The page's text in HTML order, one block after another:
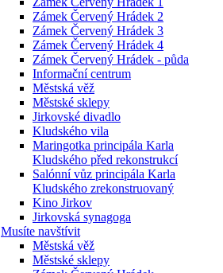
Zámek Červený Hrádek 2
Zámek Červený Hrádek 3
Zámek Červený Hrádek 4
Zámek Červený Hrádek - půda
Informační centrum
Městská věž
Městské sklepy
Jirkovské divadlo
Kludského vila
Maringotka principála Karla
Kludského před rekonstrukcí
Salónní vůz principála Karla
Kludského zrekonstruovaný
Kino Jirkov
Jirkovská synagoga
Musíte navštívit
Městská věž
Městské sklepy